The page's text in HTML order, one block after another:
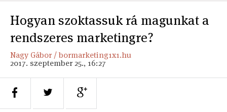
Hogyan szoktassuk rá magunkat a
rendszeres marketingre?
Nagy Gábor / bormarketing1x1.hu
2017. szeptember 25., 16:27